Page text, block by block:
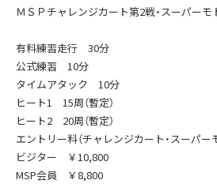
ＭＳＰチャレンジカート第2戦・スーパー
有料練習走行 30分
公式練習 10分
タイムアタック 10分
ヒート1 15周（暫定）
ヒート2 20周（暫定）
エントリー料（チャレンジカート・スーパー
ビジター ￥10,800
MSP会員 ￥8,800